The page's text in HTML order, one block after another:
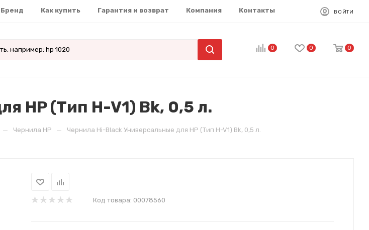
Бренд Как купить Гарантия и возврат Компания Контакты ВОЙТИ
0 0 0
HP (Тип H-V1) Bk, 0,5 л.
— Чернила HP — Чернила Hi-Black Универсальные для HP (Тип H-V1) Bk, 0,5 л.
Код товара: 00078560